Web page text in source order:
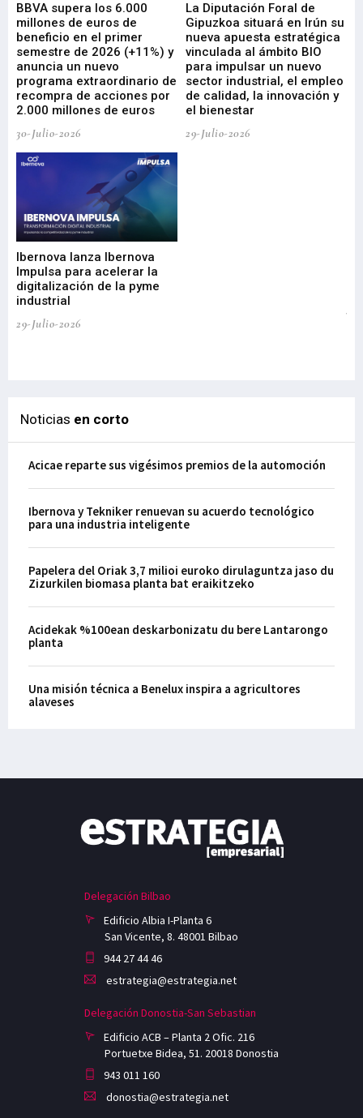
BBVA supera los 6.000
millones de euros de
beneficio en el primer
semestre de 2026 (+11%) y
anuncia un nuevo
programa extraordinario de
recompra de acciones por
2.000 millones de euros
30-Julio-2026
La Diputación Foral de
Gipuzkoa situará en Irún su
nueva apuesta estratégica
vinculada al ámbito BIO
para impulsar un nuevo
sector industrial, el empleo
de calidad, la innovación y
el bienestar
29-Julio-2026
Ibernova lanza Ibernova
Impulsa para acelerar la
digitalización de la pyme
industrial
29-Julio-2026
Noticias en corto
Acicae reparte sus vigésimos premios de la automoción
Ibernova y Tekniker renuevan su acuerdo tecnológico
para una industria inteligente
Papelera del Oriak 3,7 milioi euroko dirulaguntza jaso du
Zizurkilen biomasa planta bat eraikitzeko
Acidekak %100ean deskarbonizatu du bere Lantarongo
planta
Una misión técnica a Benelux inspira a agricultores
alaveses
Delegación Bilbao
Edificio Albia I-Planta 6
San Vicente, 8. 48001 Bilbao
944 27 44 46
estrategia@estrategia.net
Delegación Donostia-San Sebastian
Edificio ACB – Planta 2 Ofic. 216
Portuetxe Bidea, 51. 20018 Donostia
943 011 160
donostia@estrategia.net